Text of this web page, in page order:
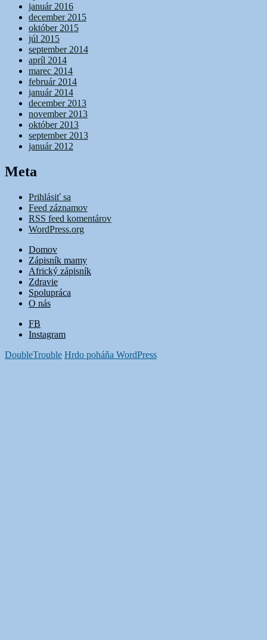
január 2016
december 2015
október 2015
júl 2015
september 2014
apríl 2014
marec 2014
február 2014
január 2014
december 2013
november 2013
október 2013
september 2013
január 2012
Meta
Prihlásiť sa
Feed záznamov
RSS feed komentárov
WordPress.org
Domov
Zápisník mamy
Africký zápisník
Zdravie
Spolupráca
O nás
FB
Instagram
DoubleTrouble Hrdo poháňa WordPress